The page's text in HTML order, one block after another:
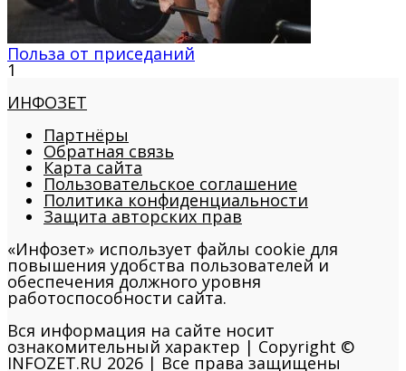
Польза от приседаний
1
ИНФОЗЕТ
Партнёры
Обратная связь
Карта сайта
Пользовательское соглашение
Политика конфиденциальности
Защита авторских прав
«Инфозет» использует файлы cookie для
повышения удобства пользователей и
обеспечения должного уровня
работоспособности сайта.
Вся информация на сайте носит
ознакомительный характер | Copyright ©
INFOZET.RU 2026 | Все права защищены